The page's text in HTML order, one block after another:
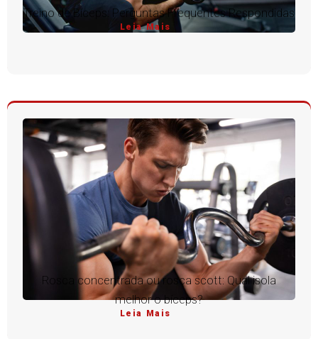
Treino de Bíceps: Perguntas Frequentes Respondidas
Leia Mais
Rosca concentrada ou rosca scott: Qual isola
melhor o bíceps?
Leia Mais